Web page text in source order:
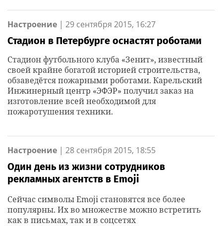
Настроение | 29 сентября 2015, 16:27
Стадион в Петербурге оснастят роботами
Стадион футбольного клуба «Зенит», известный
своей крайне богатой историей строительства,
обзаведётся пожарными роботами. Карельский
Инжинерный центр «ЭФЭР» получил заказ на
изготовление всей необходимой для
пожаротушения техники.
Настроение | 28 сентября 2015, 18:55
Один день из жизни сотрудников
рекламных агентств в Emoji
Сейчас символы Emoji становятся все более
популярны. Их во множестве можно встретить
как в письмах, так и в соцсетях